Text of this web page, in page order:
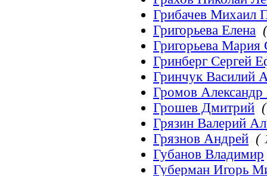
Грибачев Михаил
Григорьева Елена
Григорьева Мария
Гринберг Сергей
Гринчук Василий
Громов Александр
Грошев Дмитрий
Грязин Валерий
Грязнов Андрей (
Губанов Владимир
Губерман Игорь